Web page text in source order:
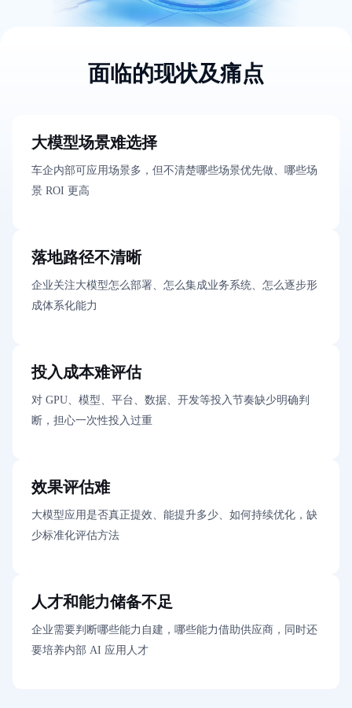
面临的现状及痛点
大模型场景难选择
车企内部可应用场景多，但不清楚哪些场景优先做、哪些场
景 ROI 更高
落地路径不清晰
企业关注大模型怎么部署、怎么集成业务系统、怎么逐步形
成体系化能力
投入成本难评估
对 GPU、模型、平台、数据、开发等投入节奏缺少明确判
断，担心一次性投入过重
效果评估难
大模型应用是否真正提效、能提升多少、如何持续优化，缺
少标准化评估方法
人才和能力储备不足
企业需要判断哪些能力自建，哪些能力借助供应商，同时还
要培养内部 AI 应用人才